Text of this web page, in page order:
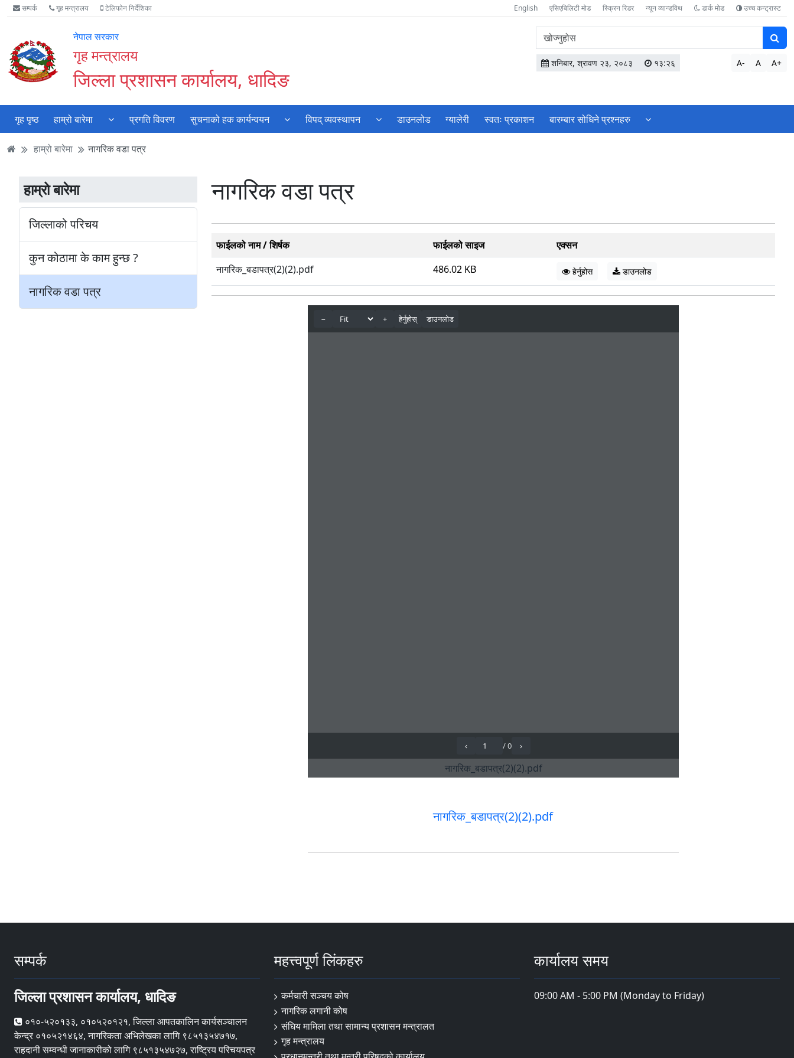
Accessibility
Mode
गर्नुहोस्
मुख्य
सामाग्री
मुख्य
नेभिगेसन
वेबसाइट
खोजमा
सम्पर्क गृह मन्त्रालय टेलिफोन निर्देशिका English एसिएबिलिटी मोड स्क्रिन रिडर न्यून व्यान्डविथ डार्क मोड उच्च कन्ट्रास्ट
नेपाल सरकार
गृह मन्त्रालय
जिल्ला प्रशासन कार्यालय, धादिङ
वेबसाइटमा
सामग्री
खोज्नुहोस
शनिबार, श्रावण २३, २०८३ १३:२६ A- A A+
गृह पृष्ठ हाम्रो बारेमा प्रगति विवरण सुचनाको हक कार्यन्वयन विपद् व्यवस्थापन डाउनलोड ग्यालेरी स्वतः प्रकाशन बारम्बार सोधिने प्रश्नहरु
हाम्रो बारेमा नागरिक वडा पत्र
हाम्रो बारेमा
जिल्लाको परिचय
कुन कोठामा के काम हुन्छ ?
नागरिक वडा पत्र
नागरिक वडा पत्र
फाईलको नाम / शिर्षक फाईलको साइज
एक्सन
नागरिक_बडापत्र(2)(2).pdf
486.02 KB हेर्नुहोस डाउनलोड
नागरिक_बडापत्र(2)(2).pdf
सम्पर्क
जिल्ला प्रशासन कार्यालय, धादिङ
०१०-५२०१३३, ०१०५२०१२१, जिल्ला आपतकालिन कार्यसञ्चालन
केन्द्र ०१०५२१४६४, नागरिकता अभिलेखका लागि ९८५१३५४७१७,
राहदानी सम्वन्धी जानाकारीको लागि ९८५१३५४७२७, राष्ट्रिय परिचयपत्र
महत्त्वपूर्ण लिंकहरु
कर्मचारी सञ्चय कोष
नागरिक लगानी कोष
संघिय मामिला तथा सामान्य प्रशासन मन्त्रालत
गृह मन्त्रालय
कार्यालय समय
09:00 AM - 5:00 PM (Monday to Friday)